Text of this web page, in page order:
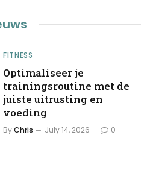
FITNESS
Optimaliseer je
trainingsroutine met de
juiste uitrusting en
voeding
ByChris July 14, 2026 0